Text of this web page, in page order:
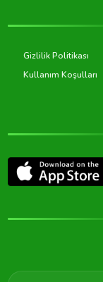
Gizlilik Politikası
Kullanım Koşulları